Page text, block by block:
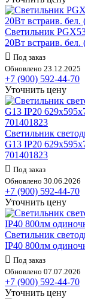
Светильник
20Вт встраив. бел.
Под заказ
Обновлено 23.12.2025
+7 (900) 592-44-70
Уточнить цену
Светильник
G13 IP20
701401823
Под заказ
Обновлено 30.06.2026
+7 (900) 592-44-70
Уточнить цену
Светильник
IP40 800лм
Под заказ
Обновлено 07.07.2026
+7 (900) 592-44-70
Уточнить цену